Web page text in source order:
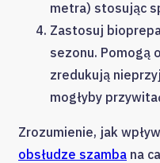
metra) stosując
Zastosuj
sezonu. Pomogą
zredukują
mogłyby
Zrozumienie, jak
obsłudze szamba na